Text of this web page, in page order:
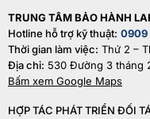
TRUNG TÂM BẢO HÀNH
Hotline hỗ trợ kỹ thuật: 0909
Thời gian làm việc: Thứ 2 –
Địa chỉ: 530 Đường 3 tháng
Bấm xem Google Maps
HỢP TÁC PHÁT TRIỂN ĐỐI